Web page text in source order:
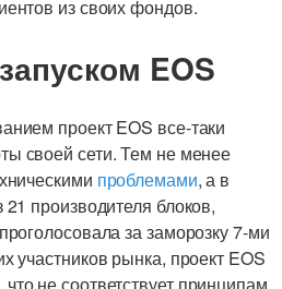
из своих фондов.
EOS
проект EOS все-таки
своей сети. Тем не менее
проблемами, а в
производителя блоков,
за заморозку 7-ми
участников рынка, проект EOS